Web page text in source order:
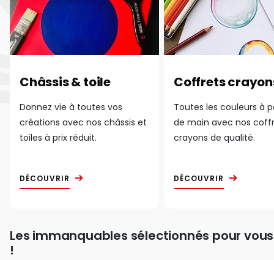
Châssis & toile
Donnez vie à toutes vos
créations avec nos châssis et
toiles à prix réduit.
DÉCOUVRIR
Coffrets
Toutes les couleurs à
de main avec nos
crayons de qualité.
DÉCOUVRIR
Les immanquables sélectionnés pour vous
!